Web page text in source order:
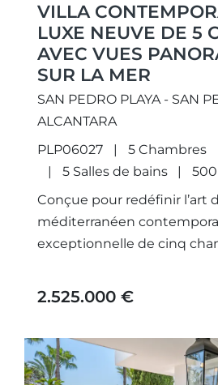
VILLA
LUXE NEUVE DE 5
AVEC VUES
SUR LA MER
SAN PEDRO PLAYA - SAN
ALCANTARA
PLP06027
5 Chambres
5 Salles de bains
Conçue pour redéfinir l’art
méditerranéen
exceptionnelle de cinq
gardiste, intérieurs raffinés
panoramiques à couper le
2.525.000 €